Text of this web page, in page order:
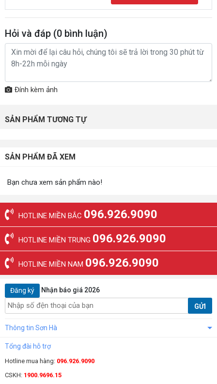
Hỏi và đáp (0 bình luận)
Đính kèm ảnh
SẢN PHẨM TƯƠNG TỰ
SẢN PHẨM ĐÃ XEM
Bạn chưa xem sản phẩm nào!
HOTLINE MIỀN BẮC 096.926.9090
HOTLINE MIỀN TRUNG 096.926.9090
HOTLINE MIỀN NAM 096.926.9090
Đăng ký Nhận báo giá 2026
GỬI
Thông tin Sơn Hà
Tổng đài hỗ trợ
Hotline mua hàng: 096.926.9090
CSKH: 1900.9696.15